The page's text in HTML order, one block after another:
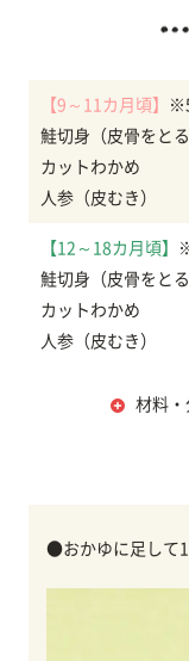
【9～11カ月頃】
鮭切身（皮骨をとる
カットわかめ
人参（皮むき）
【12～18カ月頃】
鮭切身（皮骨をとる
カットわかめ
人参（皮むき）
材料・
●おかゆに足して1